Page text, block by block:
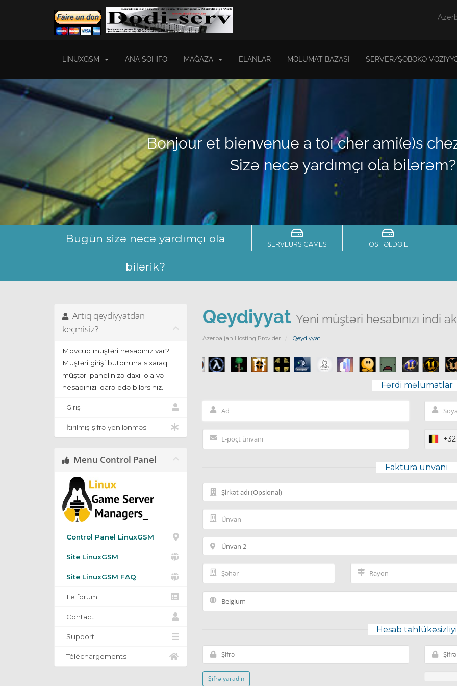
LINUXGSM ANA SƏHIFƏ MAĞAZA ELANLAR MƏLUMAT BAZASI SERVER/ŞƏBƏKƏ
Bonjour et bienvenue a toi cher ami(e)s
Sizə necə yardımçı ola bilərəm?
Bugün sizə necə yardımçı ola
bilərik?
SERVEURS GAMES HOST ƏLDƏ ET
Qeydiyyat Yeni müştəri hesabınızı indi
Azerbaijan Hosting Provider Qeydiyyat
Artıq qeydiyyatdan
keçmisiz?
Mövcud müştəri hesabınız var?
Müştəri girişi butonuna sıxaraq
müştəri panelinizə daxil ola və
hesabınızı idarə edə bilərsiniz.
Giriş
İtirilmiş şifrə yenilənməsi
Fərdi məlumatlar
+32
Faktura ünvanı
Hesab təhlükəsizliyi
Şifrə yaradın
Menu Control Panel
Control Panel LinuxGSM
Site LinuxGSM
Site LinuxGSM FAQ
Le forum
Contact
Support
Téléchargements